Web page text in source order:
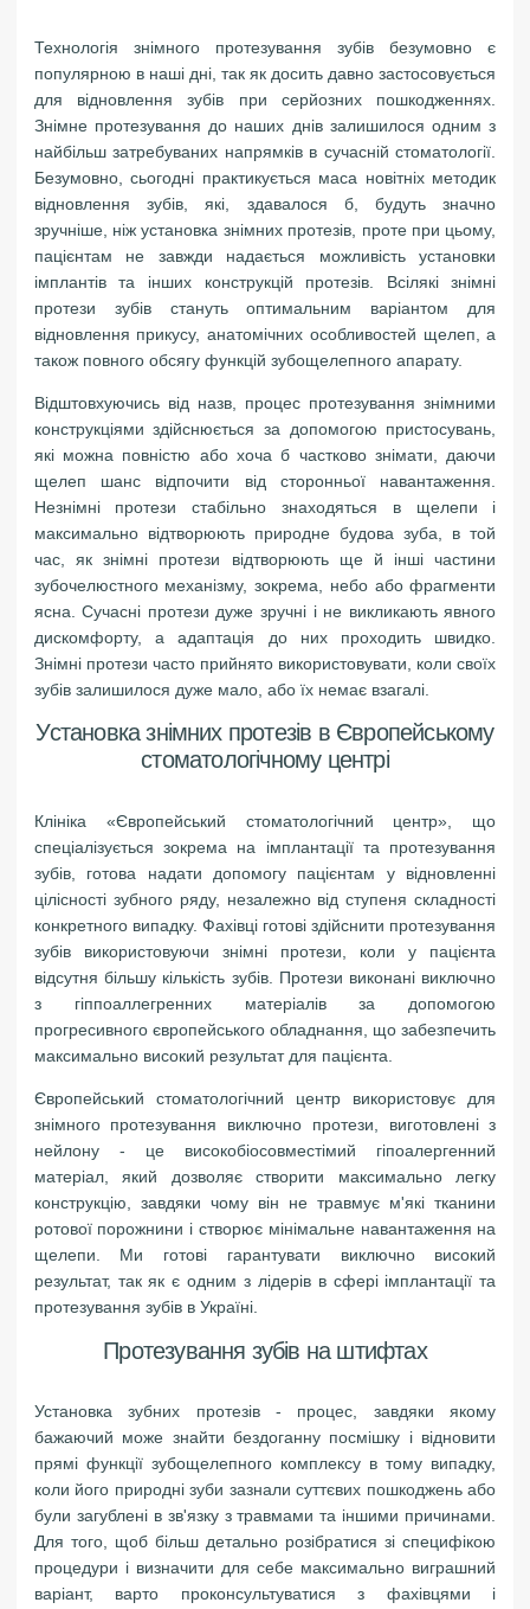
Технологія знімного протезування зубів безумовно є
популярною в наші дні, так як досить давно застосовується
для відновлення зубів при серйозних пошкодженнях.
Знімне протезування до наших днів залишилося одним з
найбільш затребуваних напрямків в сучасній стоматології.
Безумовно, сьогодні практикується маса новітніх методик
відновлення зубів, які, здавалося б, будуть значно
зручніше, ніж установка знімних протезів, проте при цьому,
пацієнтам не завжди надається можливість установки
імплантів та інших конструкцій протезів. Всілякі знімні
протези зубів стануть оптимальним варіантом для
відновлення прикусу, анатомічних особливостей щелеп, а
також повного обсягу функцій зубощелепного апарату.
Відштовхуючись від назв, процес протезування знімними
конструкціями здійснюється за допомогою пристосувань,
які можна повністю або хоча б частково знімати, даючи
щелеп шанс відпочити від сторонньої навантаження.
Незнімні протези стабільно знаходяться в щелепи і
максимально відтворюють природне будова зуба, в той
час, як знімні протези відтворюють ще й інші частини
зубочелюстного механізму, зокрема, небо або фрагменти
ясна. Сучасні протези дуже зручні і не викликають явного
дискомфорту, а адаптація до них проходить швидко.
Знімні протези часто прийнято використовувати, коли своїх
зубів залишилося дуже мало, або їх немає взагалі.
Установка знімних протезів в Європейському
стоматологічному центрі
Клініка «Європейський стоматологічний центр», що
спеціалізується зокрема на імплантації та протезування
зубів, готова надати допомогу пацієнтам у відновленні
цілісності зубного ряду, незалежно від ступеня складності
конкретного випадку. Фахівці готові здійснити протезування
зубів використовуючи знімні протези, коли у пацієнта
відсутня більшу кількість зубів. Протези виконані виключно
з гіппоаллегренних матеріалів за допомогою
прогресивного європейського обладнання, що забезпечить
максимально високий результат для пацієнта.
Європейський стоматологічний центр використовує для
знімного протезування виключно протези, виготовлені з
нейлону - це високобіосовместімий гіпоалергенний
матеріал, який дозволяє створити максимально легку
конструкцію, завдяки чому він не травмує м'які тканини
ротової порожнини і створює мінімальне навантаження на
щелепи. Ми готові гарантувати виключно високий
результат, так як є одним з лідерів в сфері імплантації та
протезування зубів в Україні.
Протезування зубів на штифтах
Установка зубних протезів - процес, завдяки якому
бажаючий може знайти бездоганну посмішку і відновити
прямі функції зубощелепного комплексу в тому випадку,
коли його природні зуби зазнали суттєвих пошкоджень або
були загублені в зв'язку з травмами та іншими причинами.
Для того, щоб більш детально розібратися зі специфікою
процедури і визначити для себе максимально виграшний
варіант, варто проконсультуватися з фахівцями і